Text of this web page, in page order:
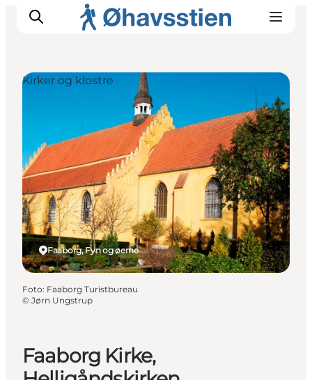
Vandreruter
Planlægning
Faaborg Kirke,
Faaborg, Fyn og øerne
Kirker og klostre
Foto: Faaborg Turistbureau
© Jørn Ungstrup